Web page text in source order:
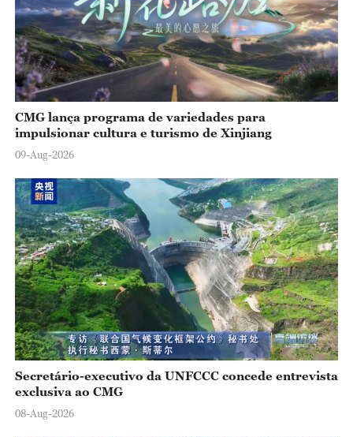
CMG lança programa de variedades para
impulsionar cultura e turismo de Xinjiang
09-Aug-2026
Secretário-executivo da UNFCCC concede entrevista
exclusiva ao CMG
08-Aug-2026